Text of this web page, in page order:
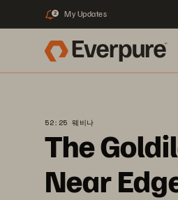
2 My Updates
52:25 웨비나
The
Near